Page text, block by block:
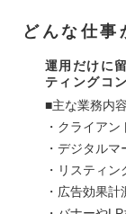
どんな仕事
運用だけに
ティングコ
■主な業務内容
・クライア
・デジタル
・リスティ
・広告効果